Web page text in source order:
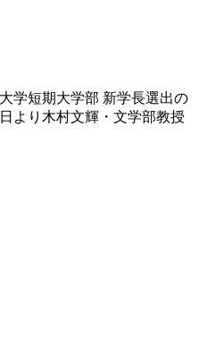
学短期大学部 新学長選出の
より木村文輝・文学部教授